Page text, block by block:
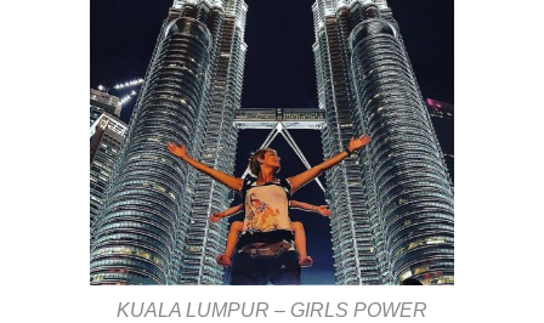
KUALA LUMPUR – GIRLS POWER